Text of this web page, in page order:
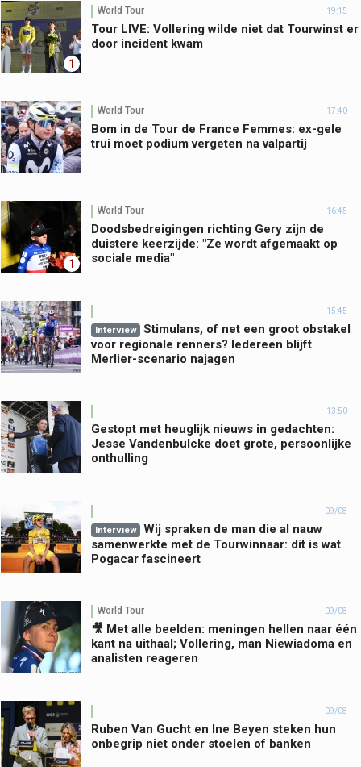
1
World Tour 19:15
Tour LIVE: Vollering wilde niet dat Tourwinst er
door incident kwam
World Tour 17:40
Bom in de Tour de France Femmes: ex-gele
trui moet podium vergeten na valpartij
1
World Tour 16:45
Doodsbedreigingen richting Gery zijn de
duistere keerzijde: "Ze wordt afgemaakt op
sociale media"
15:45
Interview
Stimulans, of net een groot obstakel
voor regionale renners? Iedereen blijft
Merlier-scenario najagen
13:50
Gestopt met heuglijk nieuws in gedachten:
Jesse Vandenbulcke doet grote, persoonlijke
onthulling
09/08
Interview
Wij spraken de man die al nauw
samenwerkte met de Tourwinnaar: dit is wat
Pogacar fascineert
World Tour 09/08
🎥 Met alle beelden: meningen hellen naar één
kant na uithaal; Vollering, man Niewiadoma en
analisten reageren
09/08
Ruben Van Gucht en Ine Beyen steken hun
onbegrip niet onder stoelen of banken